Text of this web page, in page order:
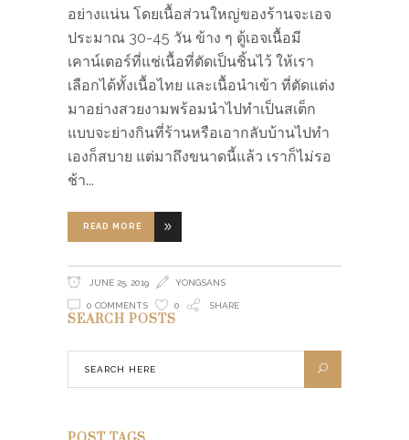
อย่างแน่น โดยเนื้อส่วนใหญ่ของร้านจะเอจ
ประมาณ 30-45 วัน ข้าง ๆ ตู้เอจเนื้อมี
เคาน์เตอร์ที่แช่เนื้อที่ตัดเป็นชิ้นไว้ ให้เรา
เลือกได้ทั้งเนื้อไทย และเนื้อนำเข้า ที่ตัดแต่ง
มาอย่างสวยงามพร้อมนำไปทำเป็นสเต็ก
แบบจะย่างกินที่ร้านหรือเอากลับบ้านไปทำ
เองก็สบาย แต่มาถึงขนาดนี้แล้ว เราก็ไม่รอ
ช้า
READ MORE
JUNE 25, 2019 YONGSANS
0 COMMENTS 0 SHARE
SEARCH POSTS